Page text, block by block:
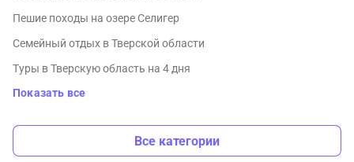
Пешие походы на озере Селигер
Семейный отдых в Тверской области
Туры в Тверскую область на 4 дня
Показать все
Все категории